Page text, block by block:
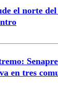
el norte
en tres